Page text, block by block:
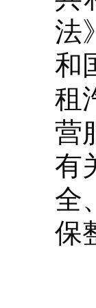
法
和
租
营
有
全
保